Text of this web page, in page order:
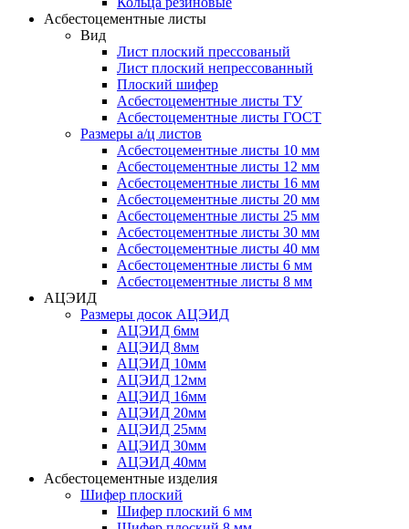
Асбестоцементные листы
Вид
Лист плоский прессованый
Лист плоский непрессованный
Плоский шифер
Асбестоцементные листы ТУ
Асбестоцементные листы ГОСТ
Размеры а/ц листов
Асбестоцементные листы 10 мм
Асбестоцементные листы 12 мм
Асбестоцементные листы 16 мм
Асбестоцементные листы 20 мм
Асбестоцементные листы 25 мм
Асбестоцементные листы 30 мм
Асбестоцементные листы 40 мм
Асбестоцементные листы 6 мм
Асбестоцементные листы 8 мм
АЦЭИД
Размеры досок АЦЭИД
АЦЭИД 6мм
АЦЭИД 8мм
АЦЭИД 10мм
АЦЭИД 12мм
АЦЭИД 16мм
АЦЭИД 20мм
АЦЭИД 25мм
АЦЭИД 30мм
АЦЭИД 40мм
Асбестоцементные изделия
Шифер плоский
Шифер плоский 6 мм